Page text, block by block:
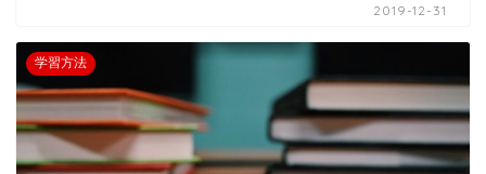
2019-12-31
学習方法